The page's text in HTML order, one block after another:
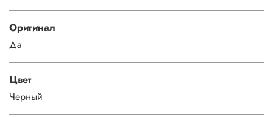
Оригинал
Да
Цвет
Черный